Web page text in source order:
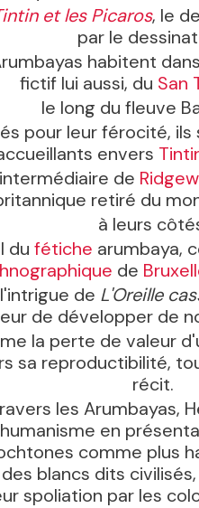
et les Picaros, le
par le
habitent
fictif lui aussi, du San
le long du fleuve
pour leur férocité,
envers
de
retiré du
à leurs
du fétiche arumbaya,
de
de L'Oreille
de développer de
la perte de valeur
sa reproductibilité,
récit.
les Arumbayas,
en
comme plus
blancs dits
spoliation par les